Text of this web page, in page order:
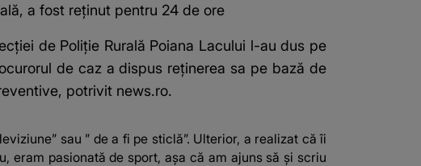
a fost reţinut pentru 24 de ore
de Poliţie Rurală Poiana Lacului l-au dus pe
de caz a dispus reţinerea sa pe bază de
potrivit news.ro.
sau ” de a fi pe sticlă”. Ulterior, a realizat că îi
eram pasionată de sport, așa că am ajuns să și scriu